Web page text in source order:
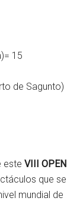
15
de Sagunto)
esteVIII OPEN
que se
mundial de